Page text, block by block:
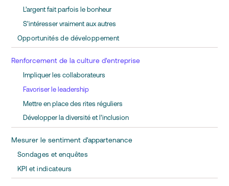
L’argent fait parfois le bonheur
S’intéresser vraiment aux autres
Opportunités de développement
Renforcement de la culture d'entreprise
Impliquer les collaborateurs
Favoriser le leadership
Mettre en place des rites réguliers
Développer la diversité et l’inclusion
Mesurer le sentiment d'appartenance
Sondages et enquêtes
KPI et indicateurs